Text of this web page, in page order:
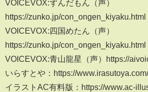
VOICEVOX:ずんだもん（声）
https://zunko.jp/con_ongen_kiyaku.html
VOICEVOX:四国めたん（声）
https://zunko.jp/con_ongen_kiyaku.html
VOICEVOX:青山龍星（声）https://
いらすとや：https://www.irasutoya.com/
イラストAC有料版：https://www.ac-